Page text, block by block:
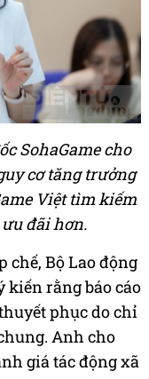
SohaGame cho
cơ tăng trưởng
Việt tìm kiếm
đãi hơn.
chế, Bộ Lao động
kiến rằng báo cáo
phục do chỉ
Anh cho
giá tác động xã